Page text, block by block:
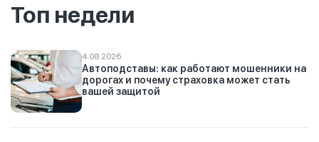
Топ недели
4.08.2026
Автоподставы: как работают мошенники на
дорогах и почему страховка может стать
вашей защитой